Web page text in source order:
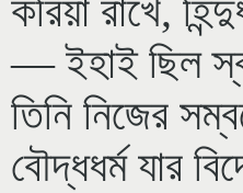
করিয়া রাখে,
— ইহাই ছিল
তিনি নিজের
বৌদ্ধধর্ম যার